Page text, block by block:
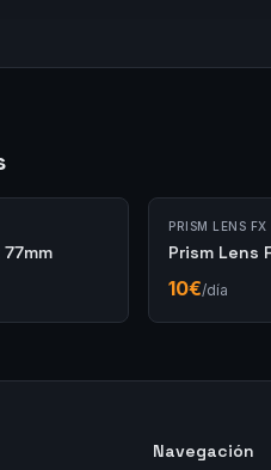
PRISM LENS FX
Prism Lens
10€/día
Navegación